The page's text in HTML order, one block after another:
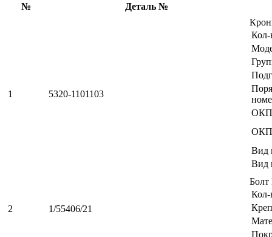
№ Деталь №
1 5320-1101103
Кол-
Вид
Вид
2 1/55406/21
Кол-